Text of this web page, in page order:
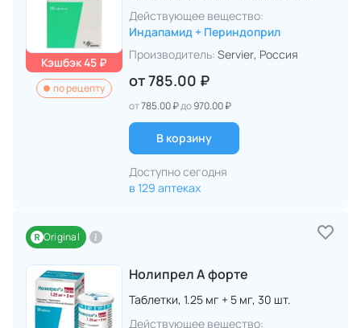
Кэшбэк 45 ₽
по рецепту
Действующее вещество:
Индапамид + Периндоприл
Производитель: Servier, Россия
от785.00 ₽
от785.00 ₽до970.00 ₽
В корзину
Доступно сегодня
в 129 аптеках
Original
Нолипрел А форте
Таблетки, 1.25 мг + 5 мг, 30 шт.
Действующее вещество: